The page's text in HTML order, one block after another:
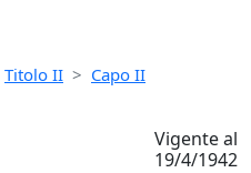
Titolo II
Capo II
Vigente al
19/4/1942